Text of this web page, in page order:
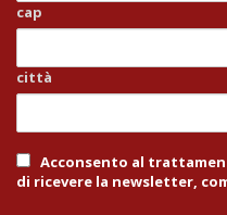
cap
città
Acconsento al
di ricevere la newsletter,